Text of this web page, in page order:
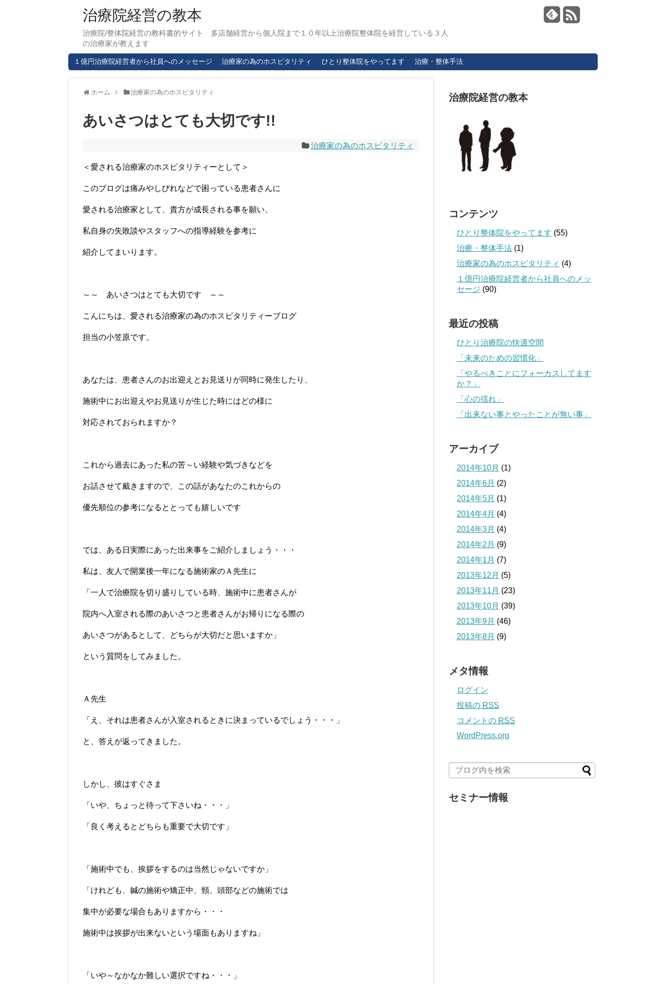
治療院経営の教本
治療院/整体院経営の教科書的サイト 多店舗経営から個人院まで１０年以上治療院整体院を経営している３人
の治療家が教えます
１億円治療院経営者から社員へのメッセージ 治療家の為のホスピタリティ ひとり整体院をやってます 治療・整体手法
ホーム 治療家の為のホスピタリティ
あいさつはとても大切です!!
治療家の為のホスピタリティ
＜愛される治療家のホスピタリティーとして＞
このブログは痛みやしびれなどで困っている患者さんに
愛される治療家として、貴方が成長される事を願い、
私自身の失敗談やスタッフへの指導経験を参考に
紹介してまいります。
～～ あいさつはとても大切です ～～
こんにちは、愛される治療家の為のホスピタリティーブログ
担当の小笠原です。
あなたは、患者さんのお出迎えとお見送りが同時に発生したり、
施術中にお出迎えやお見送りが生じた時にはどの様に
対応されておられますか？
これから過去にあった私の苦～い経験や気づきなどを
お話させて戴きますので、この話があなたのこれからの
優先順位の参考になるととっても嬉しいです
では、ある日実際にあった出来事をご紹介しましょう・・・
私は、友人で開業後一年になる施術家のＡ先生に
「一人で治療院を切り盛りしている時、施術中に患者さんが
院内へ入室される際のあいさつと患者さんがお帰りになる際の
あいさつがあるとして、どちらが大切だと思いますか」
という質問をしてみました。
Ａ先生
「え、それは患者さんが入室されるときに決まっているでしょう・・・」
と、答えが返ってきました。
しかし、彼はすぐさま
「いや、ちょっと待って下さいね・・・」
「良く考えるとどちらも重要で大切です」
「施術中でも、挨拶をするのは当然じゃないですか」
「けれども、鍼の施術や矯正中、頸、頭部などの施術では
集中が必要な場合もありますから・・・
施術中は挨拶が出来ないという場面もありますね」
「いや～なかなか難しい選択ですね・・・」
治療院経営の教本
コンテンツ
ひとり整体院をやってます (55)
治療・整体手法 (1)
治療家の為のホスピタリティ (4)
１億円治療院経営者から社員へのメッ
セージ (90)
最近の投稿
ひとり治療院の快適空間
「未来のための習慣化」
「やるべきことにフォーカスしてます
か？」
「心の揺れ」
「出来ない事とやったことが無い事」
アーカイブ
2014年10月 (1)
2014年6月 (2)
2014年5月 (1)
2014年4月 (4)
2014年3月 (4)
2014年2月 (9)
2014年1月 (7)
2013年12月 (5)
2013年11月 (23)
2013年10月 (39)
2013年9月 (46)
2013年8月 (9)
メタ情報
ログイン
投稿の RSS
コメントの RSS
WordPress.org
セミナー情報